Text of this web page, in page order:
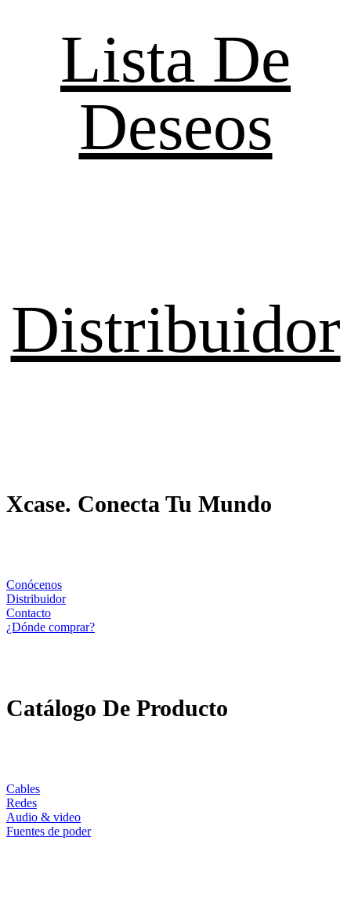
Lista De
Deseos
Distribuidor
Xcase. Conecta Tu Mundo
Conócenos
Distribuidor
Contacto
¿Dónde comprar?
Catálogo De Producto
Cables
Redes
Audio & video
Fuentes de poder